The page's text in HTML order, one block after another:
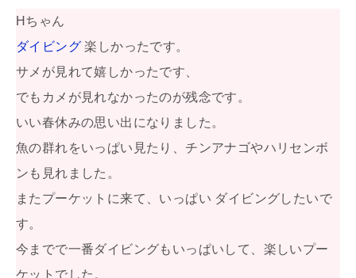
Hちゃん
ダイビング 楽しかったです。
サメが見れて嬉しかったです、
でもカメが見れなかったのが残念です。
いい春休みの思い出になりました。
魚の群れをいっぱい見たり、チンアナゴやハリセンボ
ンも見れました。
またプーケットに来て、いっぱい ダイビングしたいで
す。
今までで一番ダイビングもいっぱいして、楽しいプー
ケットでした。